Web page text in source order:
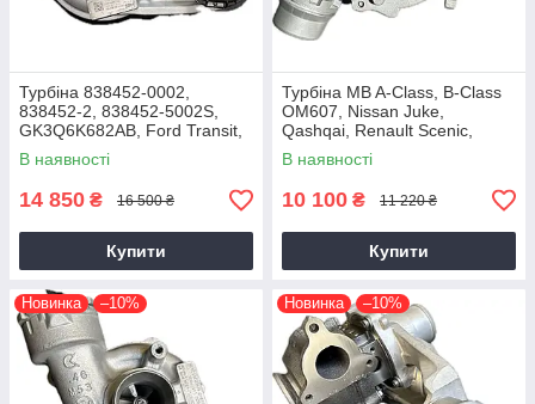
Турбіна 838452-0002,
838452-2, 838452-5002S,
GK3Q6K682AB, Ford Transit,
Tourneo EcoBlue YNFS,
YNF6, 2.0D, GTD1444V
В наявності
14 850 ₴ 16 500 ₴
Купити
Турбіна MB A-Class, B-Class
OM607, Nissan Juke,
Qashqai, Renault Scenic,
Kadjar, Megane K9K, 1.5 dCi,
2014+
В наявності
10 100 ₴ 11 220 ₴
Купити
Новинка –10% Новинка –10%